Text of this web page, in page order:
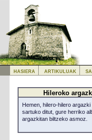
Hileroko
Hemen, hilero-hilero argazki
sartuko ditut, gure herriko
argazkitan biltzeko asmoz.
hasiera artikuluak